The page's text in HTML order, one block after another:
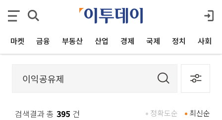
마켓 금융 부동산 산업 경제 국제 정치 사회
검색결과 총 395 건 최신순
정확도순